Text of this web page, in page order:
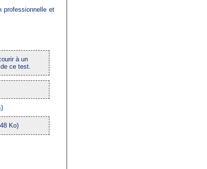
professionnelle et
à un
ce test.
Ko)